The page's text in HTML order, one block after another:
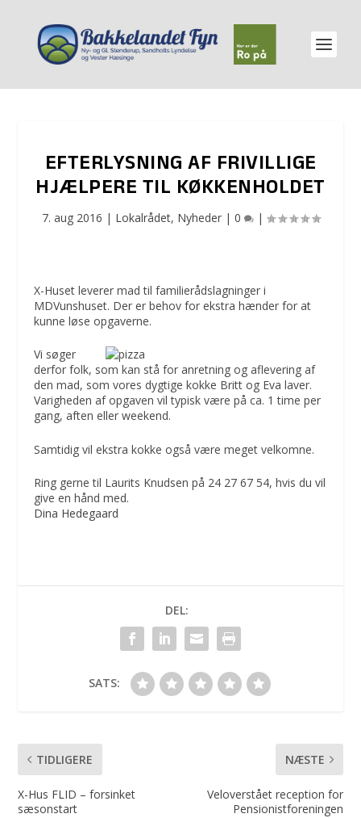
EFTERLYSNING AF FRIVILLIGE
HJÆLPERE TIL KØKKENHOLDET
7. aug 2016 | Lokalrådet, Nyheder| 0 |
X-Huset leverer mad til familierådslagninger i
MDVunshuset. Der er behov for ekstra hænder for at
kunne løse opgaverne.
Vi søger
derfor folk, som kan stå for anretning og aflevering af
den mad, som vores dygtige kokke Britt og Eva laver.
Varigheden af opgaven vil typisk være på ca. 1 time per
gang, aften eller weekend.
Samtidig vil ekstra kokke også være meget velkomne.
Ring gerne til Laurits Knudsen på 24 27 67 54, hvis du vil
give en hånd med.
Dina Hedegaard
DEL:
SATS:
TIDLIGERE
X-Hus FLID – forsinket
sæsonstart
NÆSTE
Veloverstået reception for
Pensionistforeningen